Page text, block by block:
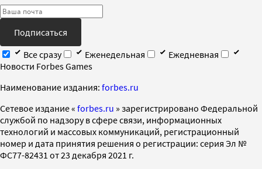
Подписаться
Все сразу
Еженедельная
Ежедневная
Новости Forbes Games
Наименование издания: forbes.ru
Cетевое издание « forbes.ru » зарегистрировано Федеральной
службой по надзору в сфере связи, информационных
технологий и массовых коммуникаций, регистрационный
номер и дата принятия решения о регистрации: серия Эл №
ФС77-82431 от 23 декабря 2021 г.